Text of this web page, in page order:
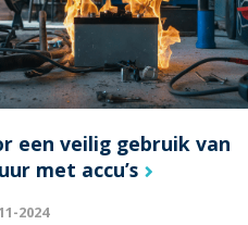
een veilig gebruik van
met accu’s
2024